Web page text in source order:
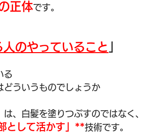
正体です。
のやっていること
る
どういうものでしょうか
、白髪を塗りつぶすのではなく、
として活かす」**技術です。